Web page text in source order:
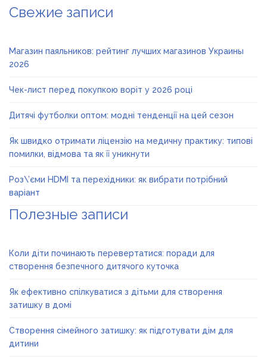
Свежие записи
Магазин паяльников: рейтинг лучших магазинов Украины
2026
Чек-лист перед покупкою воріт у 2026 році
Дитячі футболки оптом: модні тенденції на цей сезон
Як швидко отримати ліцензію на медичну практику: типові
помилки, відмова та як її уникнути
Роз\’єми HDMI та перехідники: як вибрати потрібний
варіант
Полезные записи
Коли діти починають перевертатися: поради для
створення безпечного дитячого куточка
Як ефективно спілкуватися з дітьми для створення
затишку в домі
Створення сімейного затишку: як підготувати дім для
дитини